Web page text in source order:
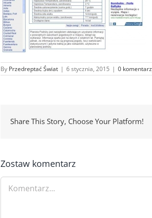
By Przedreptać Świat | 6 stycznia, 2015 | 0
Share This Story, Choose Your Platform!
Zostaw komentarz
Comment